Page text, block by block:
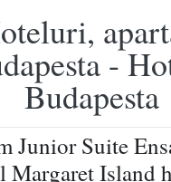
-
Budapesta
Junior Suite
Margaret Island